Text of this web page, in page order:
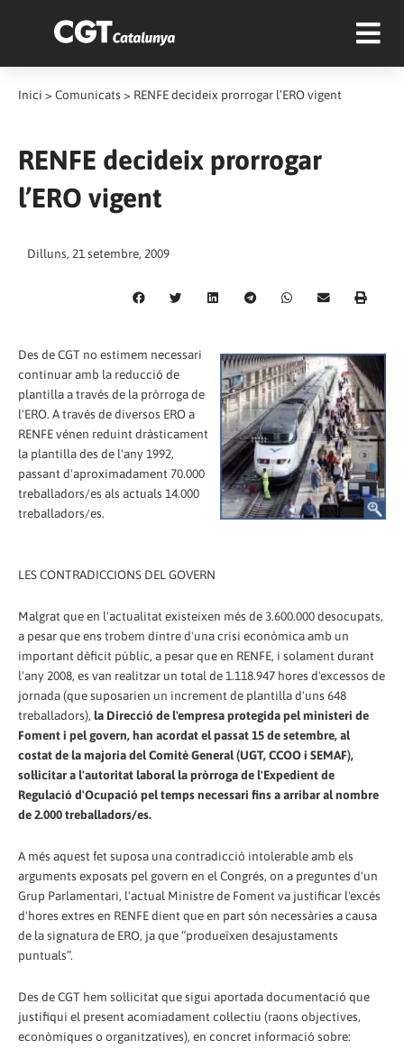
Inici > Comunicats > RENFE decideix prorrogar l’ERO vigent
RENFE decideix prorrogar
l’ERO vigent
Dilluns, 21 setembre, 2009
Des de CGT no estimem necessari
continuar amb la reducció de
plantilla a través de la pròrroga de
l'ERO. A través de diversos ERO a
RENFE vénen reduint dràsticament
la plantilla des de l'any 1992,
passant d'aproximadament 70.000
treballadors/es als actuals 14.000
treballadors/es.
LES CONTRADICCIONS DEL GOVERN
Malgrat que en l'actualitat existeixen més de 3.600.000 desocupats,
a pesar que ens trobem dintre d'una crisi econòmica amb un
important dèficit públic, a pesar que en RENFE, i solament durant
l'any 2008, es van realitzar un total de 1.118.947 hores d'excessos de
jornada (que suposarien un increment de plantilla d'uns 648
treballadors), la Direcció de l'empresa protegida pel ministeri de
Foment i pel govern, han acordat el passat 15 de setembre, al
costat de la majoria del Comitè General (UGT, CCOO i SEMAF),
sol·licitar a l'autoritat laboral la pròrroga de l'Expedient de
Regulació d'Ocupació pel temps necessari fins a arribar al nombre
de 2.000 treballadors/es.
A més aquest fet suposa una contradicció intolerable amb els
arguments exposats pel govern en el Congrés, on a preguntes d'un
Grup Parlamentari, l'actual Ministre de Foment va justificar l'excés
d'hores extres en RENFE dient que en part són necessàries a causa
de la signatura de ERO, ja que “produeïxen desajustaments
puntuals”.
Des de CGT hem sol·licitat que sigui aportada documentació que
justifiqui el present acomiadament col·lectiu (raons objectives,
econòmiques o organitzatives), en concret informació sobre: